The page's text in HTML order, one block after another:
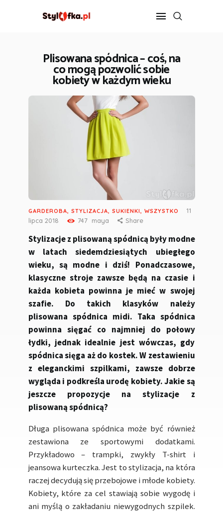
Plisowana spódnica – coś, na
co mogą pozwolić sobie
kobiety w każdym wieku
STYLIZACJA
PIELĘGNACJA
ROZRYWKA
KONTAKT
GARDEROBA, STYLIZACJA, SUKIENKI, WSZYSTKO
11
lipca 2018
747 maya Share
Stylizacje z plisowaną spódnicą były modne
w latach siedemdziesiątych ubiegłego
wieku, są modne i dziś! Ponadczasowe,
klasyczne stroje zawsze będą na czasie i
każda kobieta powinna je mieć w swojej
szafie. Do takich klasyków należy
plisowana spódnica midi. Taka spódnica
powinna sięgać co najmniej do połowy
łydki, jednak idealnie jest wówczas, gdy
spódnica sięga aż do kostek. W zestawieniu
z eleganckimi szpilkami, zawsze dobrze
wygląda i podkreśla urodę kobiety. Jakie są
jeszcze propozycje na stylizacje z
plisowaną spódnicą?
Długa plisowana spódnica może być również
zestawiona ze sportowymi dodatkami.
Przykładowo – trampki, zwykły T-shirt i
jeansowa kurteczka. Jest to stylizacja, na która
raczej decydują się przebojowe i młode kobiety.
Kobiety, które za cel stawiają sobie wygodę i
ani myślą o zakładaniu niewygodnych szpilek.